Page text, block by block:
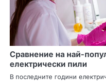
Сравнение на най-
електрически пили
В последните години